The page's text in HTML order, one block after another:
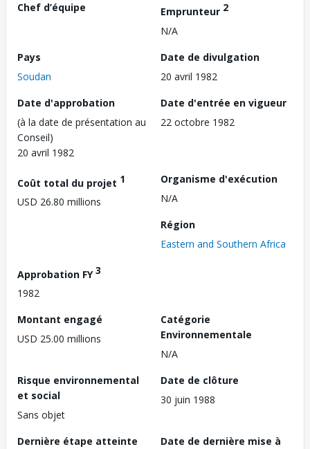
Chef d’équipe
Emprunteur 2
N/A
Pays
Soudan
Date de divulgation
20 avril 1982
Date d'approbation
(à la date de présentation au
Conseil)
20 avril 1982
Date d'entrée en vigueur
22 octobre 1982
Coût total du projet 1
USD 26.80 millions
Organisme d'exécution
N/A
Région
Eastern and Southern Africa
Approbation FY3
1982
Montant engagé
USD 25.00 millions
Catégorie
Environnementale
N/A
Risque environnemental
et social
Sans objet
Date de clôture
30 juin 1988
Dernière étape atteinte
Date de dernière mise à